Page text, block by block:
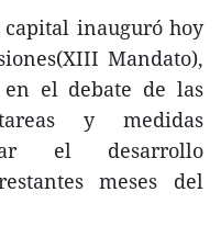
capital inauguró hoy
Mandato),
en el debate de las
tareas y medidas
el desarrollo
meses del